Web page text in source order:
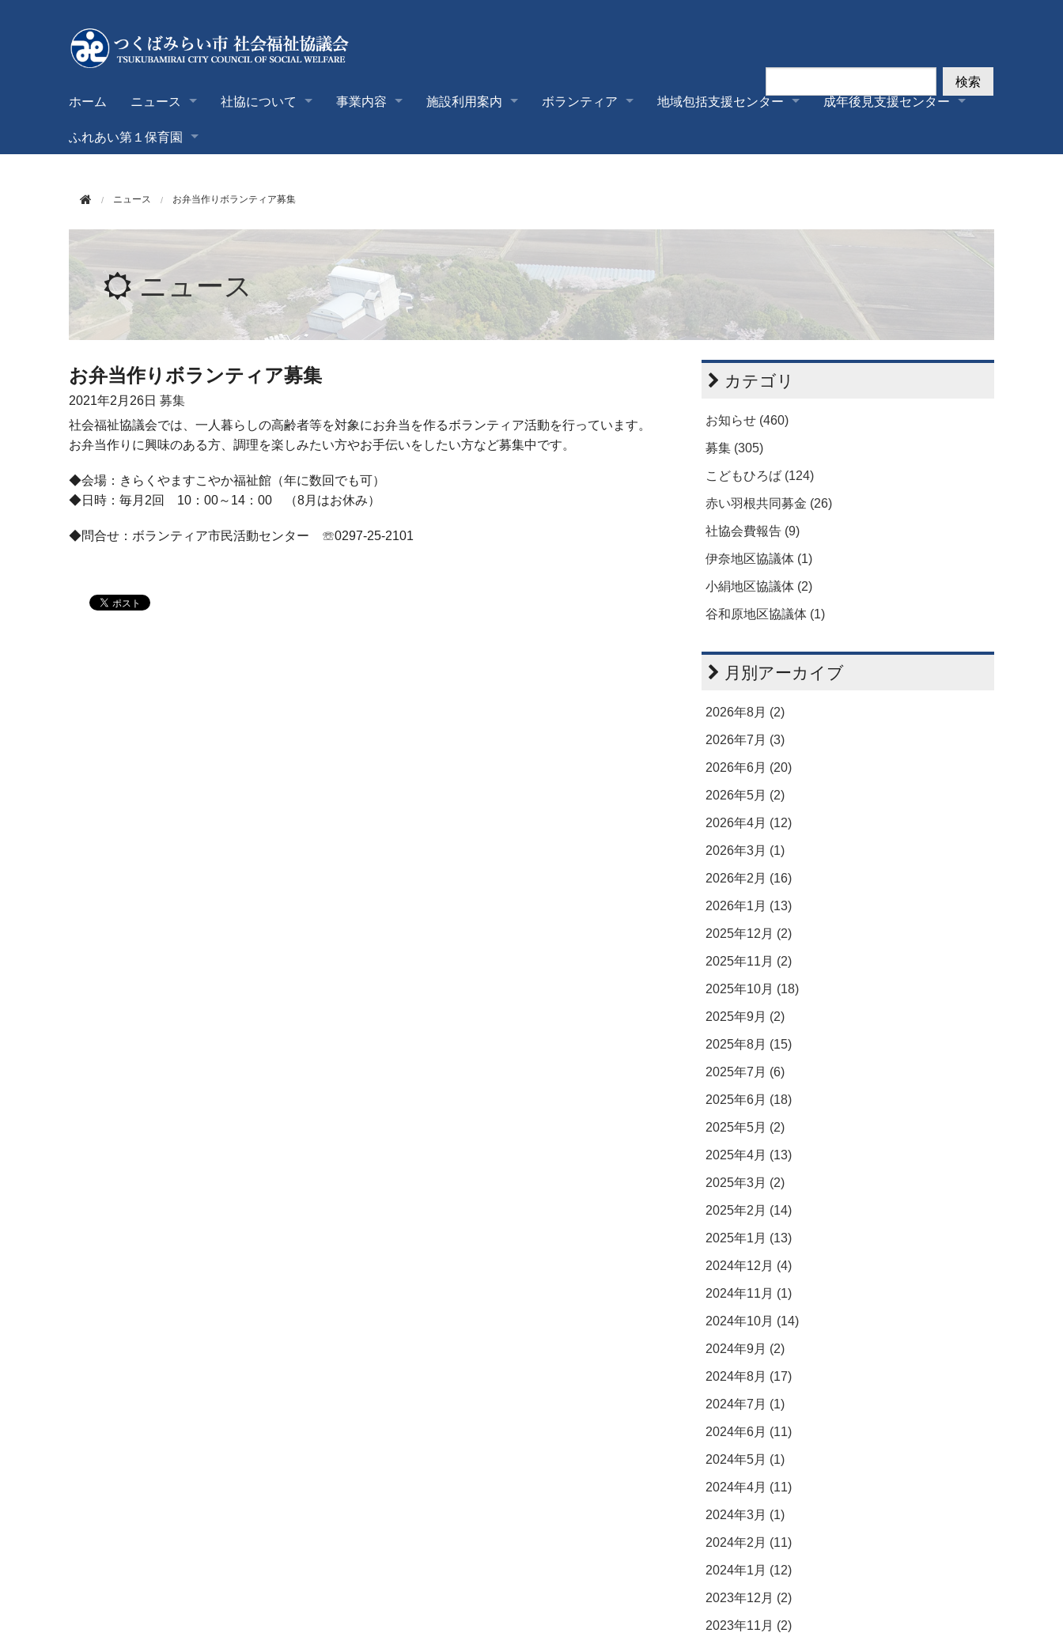
ホーム ニュース 社協について 事業内容 施設利用案内 ボランティア 地域包括支援センター
成年後見支援センター
ふれあい第１保育園
検索
ニュース お弁当作りボランティア募集
ニュース
お弁当作りボランティア募集
2021年2月26日 募集
社会福祉協議会では、一人暮らしの高齢者等を対象にお弁当を作るボランティア活動を行っています。
お弁当作りに興味のある方、調理を楽しみたい方やお手伝いをしたい方など募集中です。
◆会場：きらくやますこやか福祉館（年に数回でも可）
◆日時：毎月 2回 10 ： 00～ 14 ： 00 （8月はお休み）
◆問合せ：ボランティア市民活動センター ☏0297-25-2101
カテゴリ
お知らせ (460)
募集 (305)
こどもひろば (124)
赤い羽根共同募金 (26)
社協会費報告 (9)
伊奈地区協議体 (1)
小絹地区協議体 (2)
谷和原地区協議体 (1)
月別アーカイブ
2026年8月 (2)
2026年7月 (3)
2026年6月 (20)
2026年5月 (2)
2026年4月 (12)
2026年3月 (1)
2026年2月 (16)
2026年1月 (13)
2025年12月 (2)
2025年11月 (2)
2025年10月 (18)
2025年9月 (2)
2025年8月 (15)
2025年7月 (6)
2025年6月 (18)
2025年5月 (2)
2025年4月 (13)
2025年3月 (2)
2025年2月 (14)
2025年1月 (13)
2024年12月 (4)
2024年11月 (1)
2024年10月 (14)
2024年9月 (2)
2024年8月 (17)
2024年7月 (1)
2024年6月 (11)
2024年5月 (1)
2024年4月 (11)
2024年3月 (1)
2024年2月 (11)
2024年1月 (12)
2023年12月 (2)
2023年11月 (2)